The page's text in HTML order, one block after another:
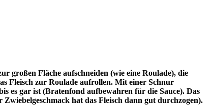
großen Fläche aufschneiden (wie eine Roulade), die
Fleisch zur Roulade aufrollen. Mit einer Schnur
es gar ist (Bratenfond aufbewahren für die Sauce). Das
hat das Fleisch dann gut durchzogen).